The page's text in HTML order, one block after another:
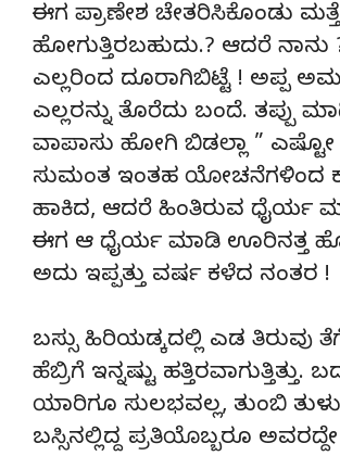
ಈಗ ಪ್ರಾಣೇಶ ಚೇತರಿಸಿಕೊಂಡು
ಹೋಗುತ್ತಿರಬಹುದು.? ಆದರೆ ನಾನು
ಎಲ್ಲರಿಂದ ದೂರಾಗಿಬಿಟ್ಟೆ ! ಅಪ್ಪ
ಎಲ್ಲರನ್ನು ತೊರೆದು ಬಂದೆ. ತಪ್ಪು
ವಾಪಾಸು ಹೋಗಿ ಬಿಡಲ್ಲಾ ” ಎಷ್ಟೋ
ಸುಮಂತ ಇಂತಹ ಯೋಚನೆಗಳಿಂದ
ಹಾಕಿದ, ಆದರೆ ಹಿಂತಿರುವ ಧೈರ್ಯ
ಈಗ ಆ ಧೈರ್ಯ ಮಾಡಿ ಊರಿನತ್ತ
ಅದು ಇಪ್ಪತ್ತು ವರ್ಷ ಕಳೆದ ನಂತರ !
ಬಸ್ಸು ಹಿರಿಯಡ್ಕದಲ್ಲಿ ಎಡ ತಿರುವು
ಹೆಬ್ರಿಗೆ ಇನ್ನಷ್ಟು ಹತ್ತಿರವಾಗುತ್ತಿತ್ತು.
ಯಾರಿಗೂ ಸುಲಭವಲ್ಲ, ತುಂಬಿ
ಬಸ್ಸಿನಲ್ಲಿದ್ದ ಪ್ರತಿಯೊಬ್ಬರೂ